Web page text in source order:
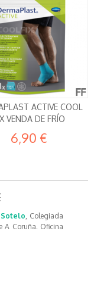
ACTIVE COOL
VENDA DE FRÍO
6,90 €
Sotelo, Colegiada
A Coruña. Oficina